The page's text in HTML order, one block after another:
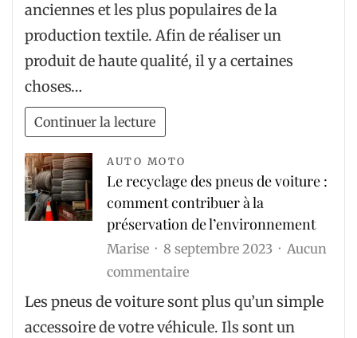
les
meilleurs
conseils
anciennes et les plus populaires de la
production textile. Afin de réaliser un
produit de haute qualité, il y a certaines
choses…
Continuer la lecture
AUTO MOTO
Le recyclage des pneus de voiture :
comment contribuer à la
préservation de l’environnement
Marise 8 septembre 2023
Aucun
commentairesur
Le
recyclage
Les pneus de voiture sont plus qu’un simple
accessoire de votre véhicule. Ils sont un